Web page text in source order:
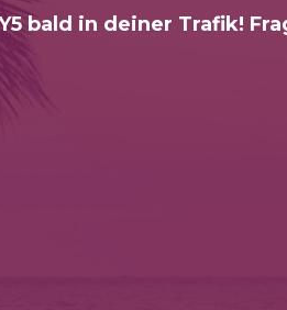
bald in deiner Trafik!